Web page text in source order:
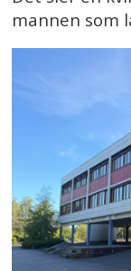
mannen som